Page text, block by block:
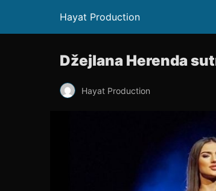
Hayat Production
Džejlana Herenda
Hayat Production